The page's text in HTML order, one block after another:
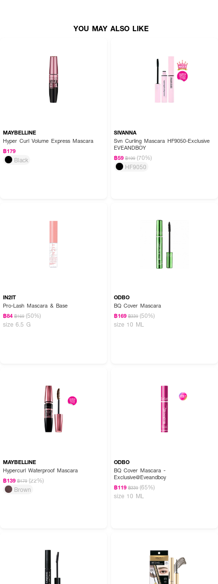
● เลขที่จดแจ้ง อย.: 10-2-6800007761
How to Use:
● ใช้แปรงปัดตามทิศทางของขนคิ้วจนได้ลุคที่ต้องการ
YOU MAY ALSO LIKE
MAYBELLINE
Hyper Curl Volume Express Mascara
฿179
Black
SIVANNA
Svn Curling Mascara HF9050-Exclusive
EVEANDBOY
฿59 ฿199 (70%)
HF9050
IN2IT
Pro-Lash Mascara & Base
฿84 ฿169 (50%)
size 6.5 G
ODBO
BQ Cover Mascara
฿169 ฿339 (50%)
size 10 ML
MAYBELLINE
Hypercurl Waterproof Mascara
฿139 ฿179 (22%)
Brown
ODBO
BQ Cover Mascara -
Exclusive@Eveandboy
฿119 ฿339 (65%)
size 10 ML